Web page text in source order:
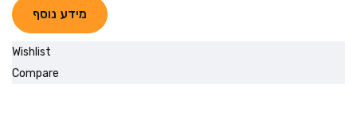
מידע נוסף
Wishlist
Compare